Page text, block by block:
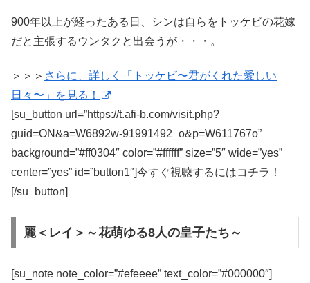
900年以上が経ったある日、シンは自らをトッケビの花嫁
だと主張するウンタクと出会うが・・・。
＞＞＞ さらに、詳しく「トッケビ〜君がくれた愛しい
日々〜」を見る！
[su_button url=”https://t.afi-b.com/visit.php?
guid=ON&a=W6892w-91991492_o&p=W611767o”
background=”#ff0304″ color=”#ffffff” size=”5″ wide=”yes”
center=”yes” id=”button1″]今すぐ視聴するにはコチラ！
[/su_button]
麗＜レイ＞～花萌ゆる8人の皇子たち～
[su_note note_color=”#efeeee” text_color=”#000000″]